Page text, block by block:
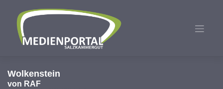
springen
Wolkenstein
von RAF